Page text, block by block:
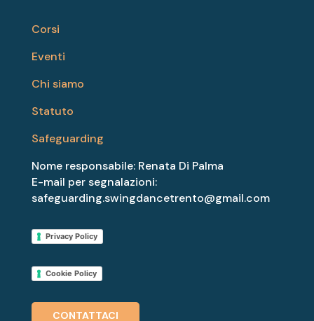
Corsi
Eventi
Chi siamo
Statuto
Safeguarding
Nome responsabile: Renata Di Palma
E-mail per segnalazioni:
safeguarding.swingdancetrento@gmail.com
Privacy Policy
Cookie Policy
CONTATTACI